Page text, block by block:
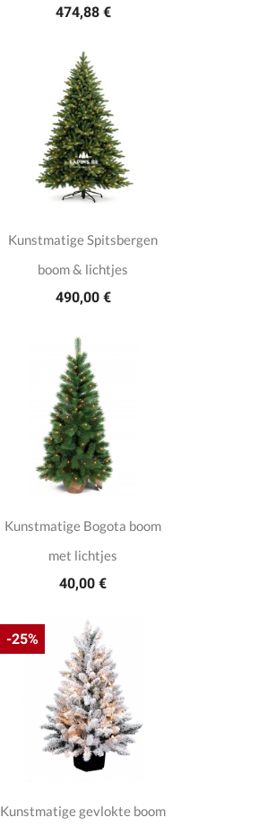
474,88 €
Kunstmatige Spitsbergen
boom & lichtjes
490,00 €
Kunstmatige Bogota boom
met lichtjes
40,00 €
Kunstmatige gevlokte boom
-25%